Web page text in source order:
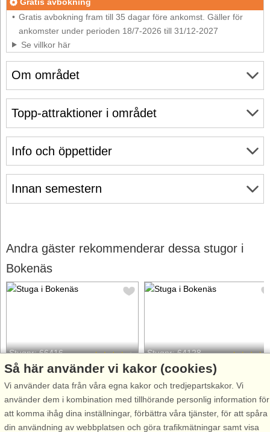
Om området
Info och öppettider
Innan semestern
Gratis avbokning fram till 35 dagar före ankomst. Gäller för
ankomster under perioden 18/7-2026 till 31/12-2027
Se villkor här
Topp-attraktioner i området
Andra gäster rekommenderar dessa stugor i
Bokenäs
Stugnr: 66416
Bokenäs
6 personer, 42 m²
100 m till sjö/hav:.
Välkommen till Bjällansås på
Stugnr: 64128
Bokenäs
6 personer, 160 m²
150 m till sjö/hav:.
Välkommen till ett nyrenoverat
Så här använder vi kakor (cookies)
Vi använder data från våra egna kakor och tredjepartskakor. Vi
använder dem i kombination med tillhörande personlig information för
att komma ihåg dina inställningar, förbättra våra tjänster, för att spåra
din användning av webbplatsen och göra trafikmätningar samt visa